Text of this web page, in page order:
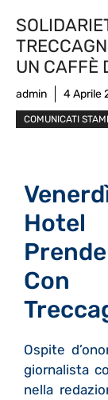
UN CAFFÈ
admin 4 Aprile
COMUNICATI
Hotel
Con
Ospite
giornalista
nella